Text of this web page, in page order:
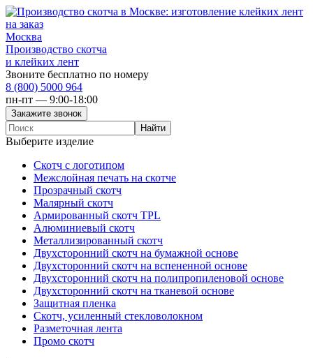
Москва
Производство скотча
и клейких лент
Звоните бесплатно по номеру
8 (800) 5000 964
пн-пт — 9:00-18:00
Выберите изделие
Скотч с логотипом
Межслойная печать на скотче
Прозрачный скотч
Малярный скотч
Армированный скотч TPL
Алюминиевый скотч
Металлизированный скотч
Двухсторонний скотч на бумажной основе
Двухсторонний скотч на вспененной основе
Двухсторонний скотч на полипропиленовой основе
Двухсторонний скотч на тканевой основе
Защитная пленка
Скотч, усиленный стекловолокном
Разметочная лента
Промо скотч